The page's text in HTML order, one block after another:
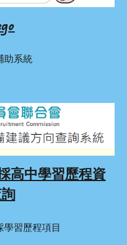
助系統
高中學習歷程資
習歷程項目